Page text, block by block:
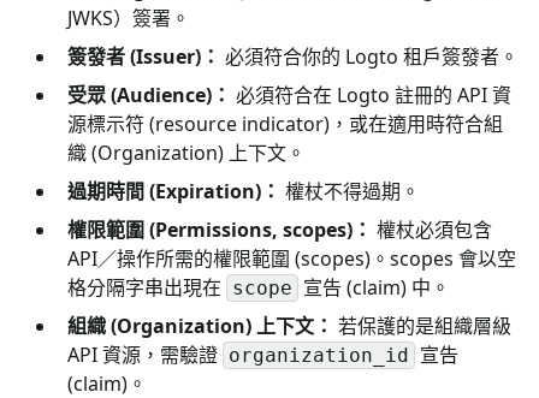
JWKS）簽署。
簽發者 (Issuer)： 必須符合你的 Logto 租戶簽發者。
受眾 (Audience)： 必須符合在 Logto 註冊的 API 資
源標示符 (resource indicator)，或在適用時符合組
織 (Organization) 上下文。
過期時間 (Expiration)： 權杖不得過期。
權限範圍 (Permissions, scopes)： 權杖必須包含
API／操作所需的權限範圍 (scopes)。scopes 會以空
格分隔字串出現在 scope 宣告 (claim) 中。
組織 (Organization) 上下文： 若保護的是組織層級
API 資源，需驗證 organization_id
宣告
(claim)。